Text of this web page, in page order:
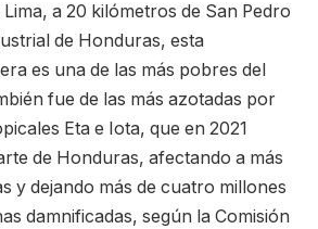
Lima, a 20 kilómetros de San Pedro
de Honduras, esta
es una de las más pobres del
fue de las más azotadas por
Eta e Iota, que en 2021
de Honduras, afectando a más
y dejando más de cuatro millones
damnificadas, según la Comisión